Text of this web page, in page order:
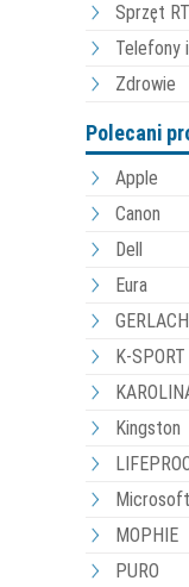
Sprzęt
Telefony
Zdrowie
Polecani
Apple
Canon
Dell
Eura
GERLACH
K-SPORT
Kingston
Microsoft
MOPHIE
PURO